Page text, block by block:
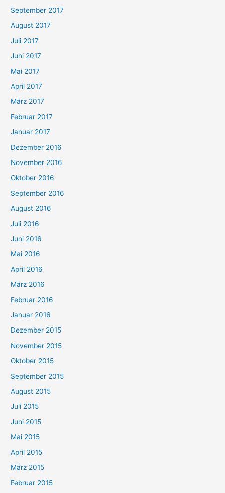
September 2017
August 2017
Juli 2017
Juni 2017
Mai 2017
April 2017
März 2017
Februar 2017
Januar 2017
Dezember 2016
November 2016
Oktober 2016
September 2016
August 2016
Juli 2016
Juni 2016
Mai 2016
April 2016
März 2016
Februar 2016
Januar 2016
Dezember 2015
November 2015
Oktober 2015
September 2015
August 2015
Juli 2015
Juni 2015
Mai 2015
April 2015
März 2015
Februar 2015